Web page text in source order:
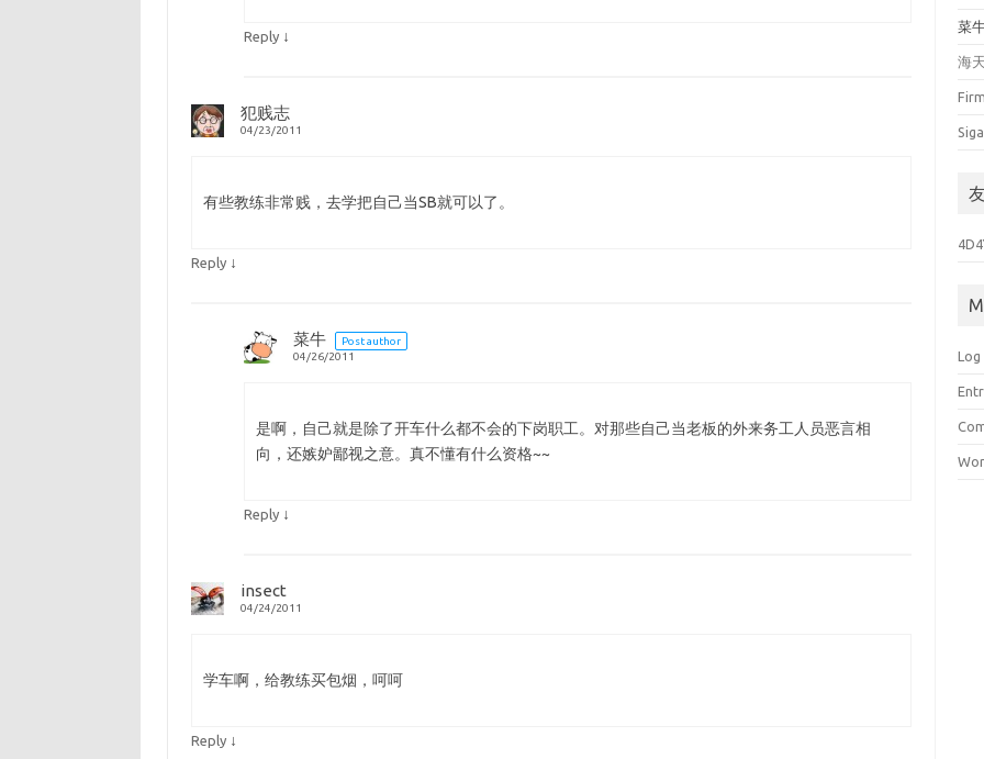
Reply ↓
犯贱志
04/23/2011
有些教练非常贱，去学把自己当SB就可以了。
Reply ↓
菜牛
Post author
04/26/2011
是啊，自己就是除了开车什么都不会的下岗职工。对那些自己当老板的外来务工人员恶言相
向，还嫉妒鄙视之意。真不懂有什么资格~~
Reply ↓
insect
04/24/2011
学车啊，给教练买包烟，呵呵
Reply ↓
菜
海
Log